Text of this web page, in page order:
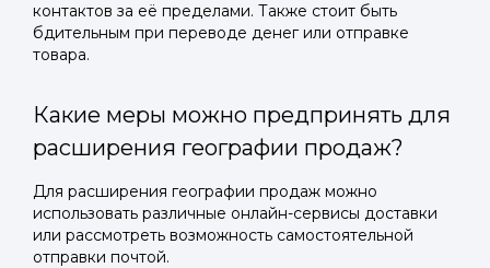
контактов за её пределами. Также стоит быть
бдительным при переводе денег или отправке
товара.
Какие меры можно предпринять для
расширения географии продаж?
Для расширения географии продаж можно
использовать различные онлайн-сервисы доставки
или рассмотреть возможность самостоятельной
отправки почтой.